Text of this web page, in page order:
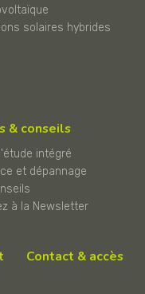
solaires hybrides
& conseils
intégré
et dépannage
à la Newsletter
Contact & accès